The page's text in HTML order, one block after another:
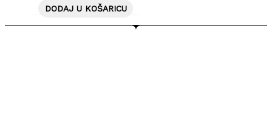
DODAJ U KOŠARICU